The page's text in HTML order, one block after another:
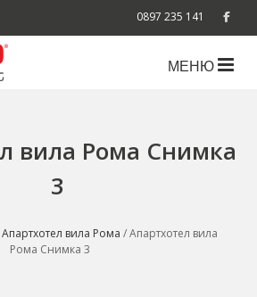
0897 235 141
МЕНЮ
вила Рома Снимка
3
Апартхотел вила Рома / Апартхотел вила
Рома Снимка 3